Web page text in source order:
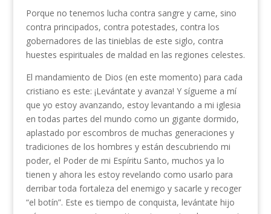
Porque no tenemos lucha contra sangre y carne, sino
contra principados, contra potestades, contra los
gobernadores de las tinieblas de este siglo, contra
huestes espirituales de maldad en las regiones celestes.
El mandamiento de Dios (en este momento) para cada
cristiano es este: ¡Levántate y avanza! Y sígueme a mí
que yo estoy avanzando, estoy levantando a mi iglesia
en todas partes del mundo como un gigante dormido,
aplastado por escombros de muchas generaciones y
tradiciones de los hombres y están descubriendo mi
poder, el Poder de mi Espíritu Santo, muchos ya lo
tienen y ahora les estoy revelando como usarlo para
derribar toda fortaleza del enemigo y sacarle y recoger
“el botín”. Este es tiempo de conquista, levántate hijo